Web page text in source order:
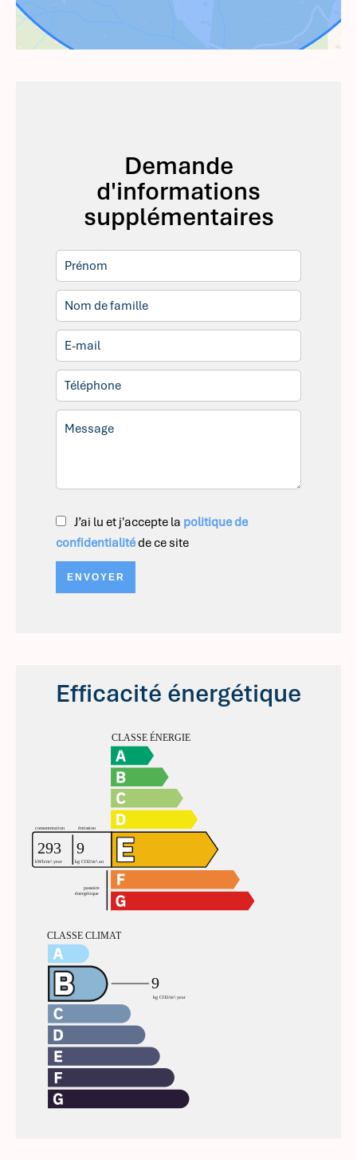
Demande
d'informations
supplémentaires
J’ai lu et j'accepte la politique de
confidentialitéde ce site
ENVOYER
Efficacité énergétique